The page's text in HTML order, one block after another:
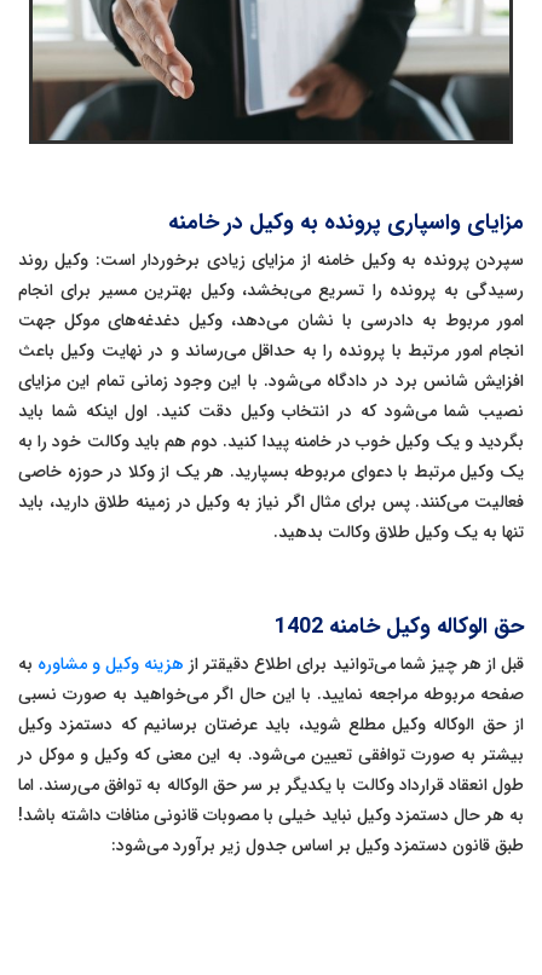
مزایای واسپاری پرونده به وکیل در خامنه
سپردن پرونده به وکیل خامنه از مزایای زیادی برخوردار است: وکیل روند
رسیدگی به پرونده را تسریع می‌بخشد، وکیل بهترین مسیر برای انجام
امور مربوط به دادرسی با نشان می‌دهد، وکیل دغدغه‌های موکل جهت
انجام امور مرتبط با پرونده را به حداقل می‌رساند و در نهایت وکیل باعث
افزایش شانس برد در دادگاه می‌شود. با این وجود زمانی تمام این مزایای
نصیب شما می‌شود که در انتخاب وکیل دقت کنید. اول اینکه شما باید
بگردید و یک وکیل خوب در خامنه پیدا کنید. دوم هم باید وکالت خود را به
یک وکیل مرتبط با دعوای مربوطه بسپارید. هر یک از وکلا در حوزه خاصی
فعالیت می‌کنند. پس برای مثال اگر نیاز به وکیل در زمینه طلاق دارید، باید
تنها به یک وکیل طلاق وکالت بدهید.
حق الوکاله وکیل خامنه 1402
قبل از هر چیز شما می‌توانید برای اطلاع دقیقتر از هزینه وکیل و مشاوره به
صفحه مربوطه مراجعه نمایید. با این حال اگر می‌خواهید به صورت نسبی
از حق الوکاله وکیل مطلع شوید، باید عرضتان برسانیم که دستمزد وکیل
بیشتر به صورت توافقی تعیین می‌شود. به این معنی که وکیل و موکل در
طول انعقاد قرارداد وکالت با یکدیگر بر سر حق الوکاله به توافق می‌رسند. اما
به هر حال دستمزد وکیل نباید خیلی با مصوبات قانونی منافات داشته باشد!
طبق قانون دستمزد وکیل بر اساس جدول زیر برآورد می‌شود: